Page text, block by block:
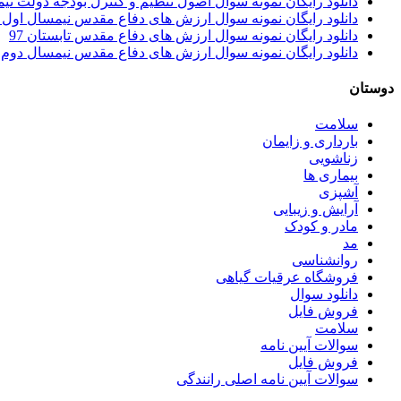
دانلود رایگان نمونه سوال ارزش های دفاع مقدس نیمسال اول 97 – 98
دانلود رایگان نمونه سوال ارزش های دفاع مقدس تابستان 97
دانلود رایگان نمونه سوال ارزش های دفاع مقدس نیمسال دوم 96 – 97
دوستان
سلامت
بارداری و زایمان
زناشویی
بیماری ها
آشپزی
آرایش و زیبایی
مادر و کودک
مد
روانشناسی
فروشگاه عرقیات گیاهی
دانلود سوال
فروش فایل
سلامت
سوالات آیین نامه
فروش فایل
سوالات آیین نامه اصلی رانندگی